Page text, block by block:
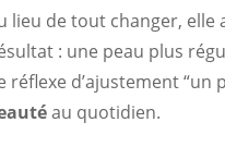
lieu de tout changer,
: une peau plus
réflexe d’ajustement
au quotidien.